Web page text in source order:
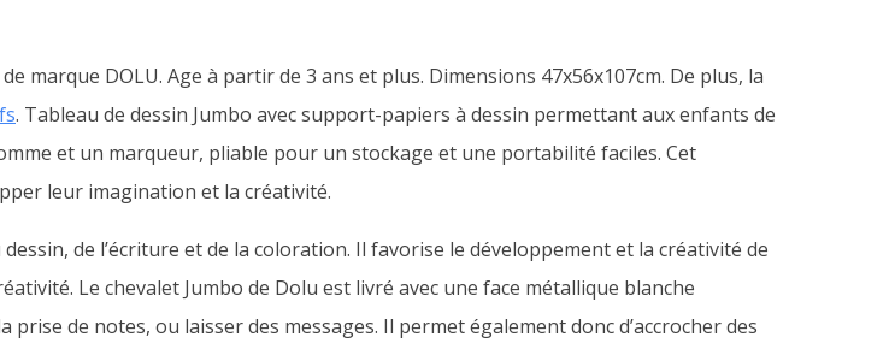
marque DOLU. Age à partir de 3 ans et plus. Dimensions 47x56x107cm. De plus, la
. Tableau de dessin Jumbo avec support-papiers à dessin permettant aux enfants de
et un marqueur, pliable pour un stockage et une portabilité faciles. Cet
leur imagination et la créativité.
de l’écriture et de la coloration. Il favorise le développement et la créativité de
Le chevalet Jumbo de Dolu est livré avec une face métallique blanche
de notes, ou laisser des messages. Il permet également donc d’accrocher des